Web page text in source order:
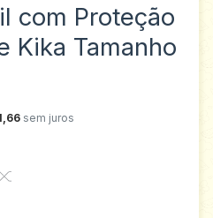
com Proteção
Kika Tamanho
sem juros